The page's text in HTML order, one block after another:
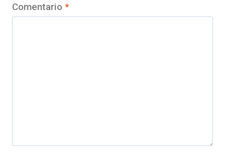
Comentario *